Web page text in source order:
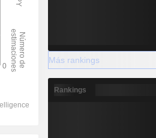
Más rankings
Rankings